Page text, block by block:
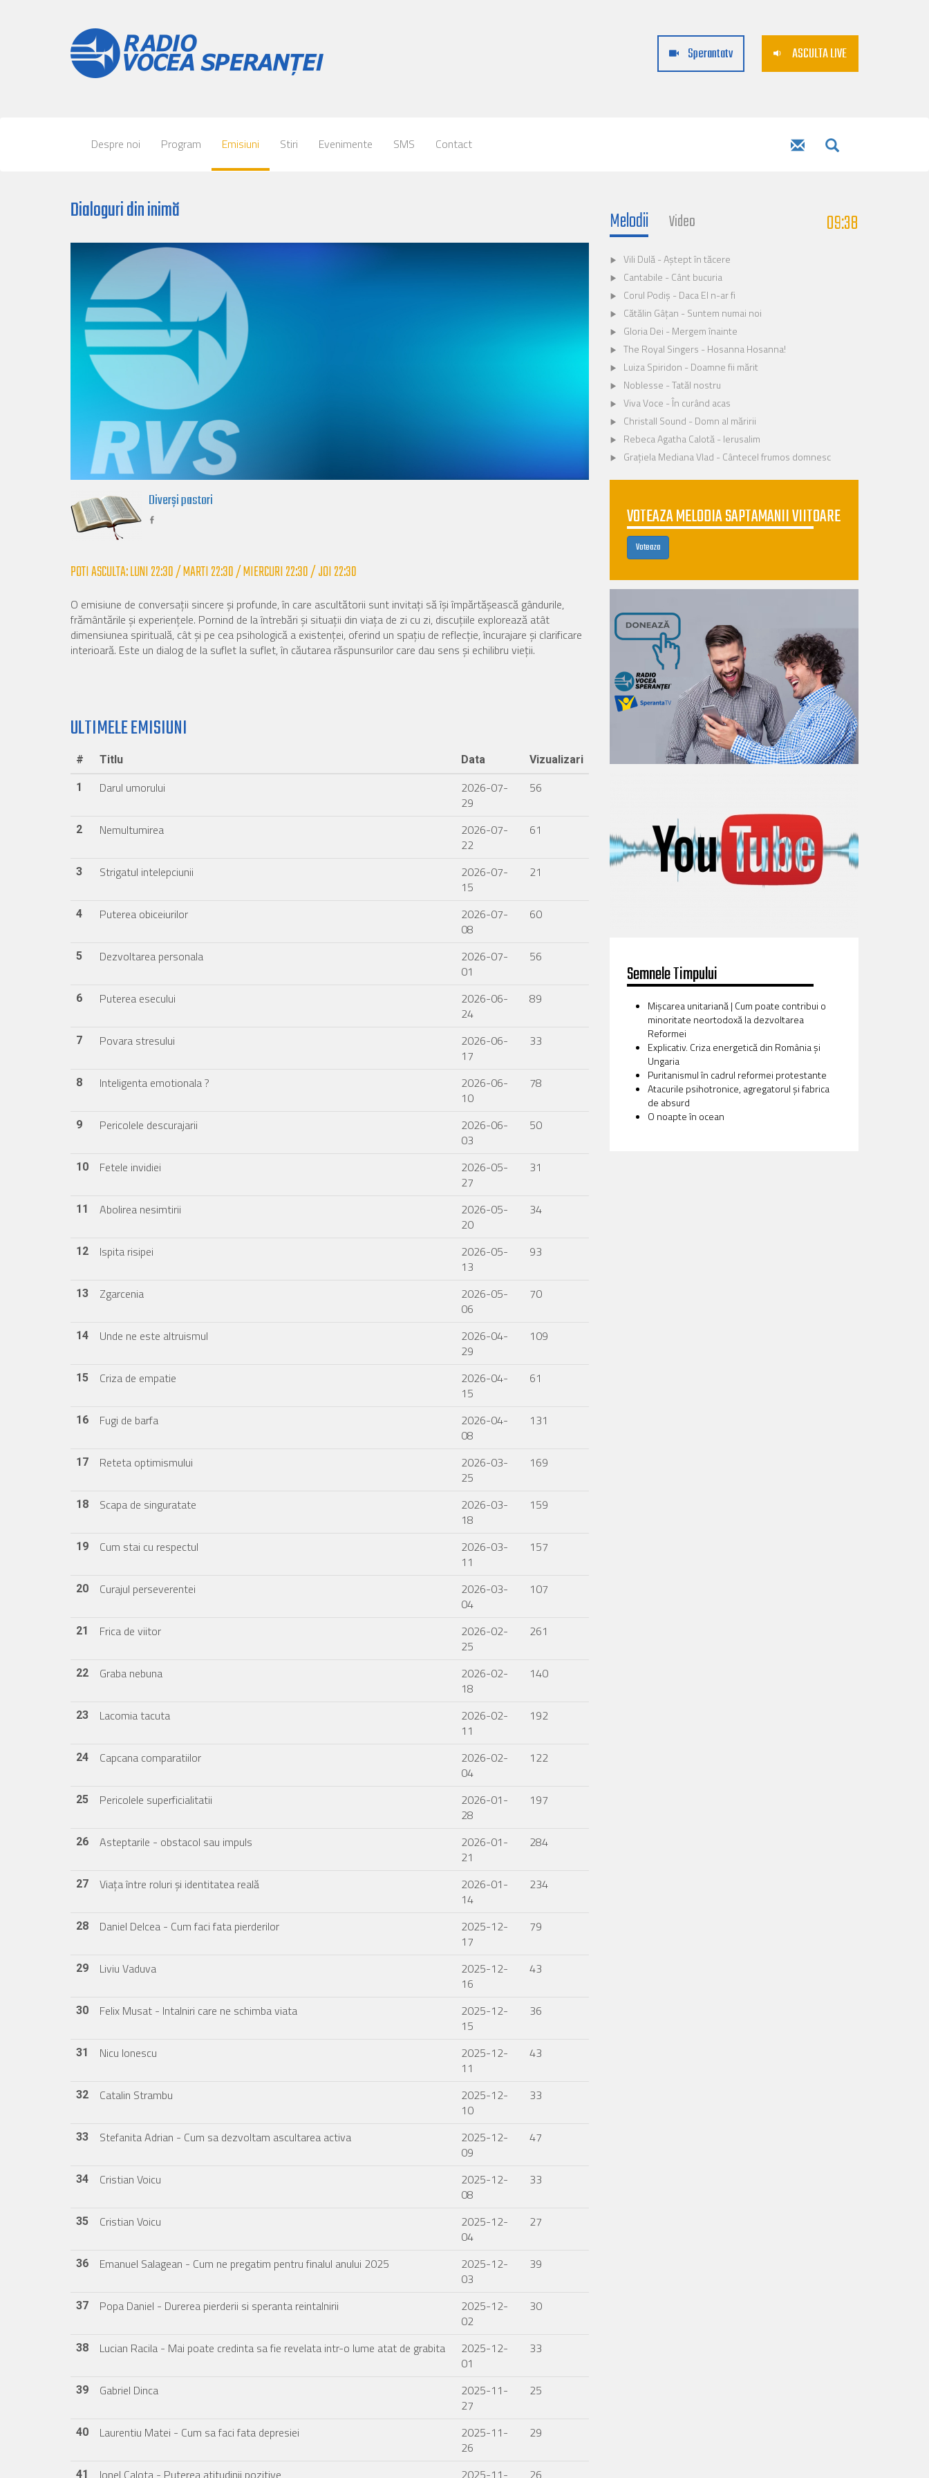
ASCULTA LIVE
Sperantatv
Despre noi Program Emisiuni Stiri Evenimente SMS Contact
Dialoguri din inimă
Diverși pastori
POTI ASCULTA: LUNI 22:30 / MARTI 22:30 / MIERCURI 22:30 / JOI 22:30
O emisiune de conversații sincere și profunde, în care ascultătorii sunt invitați să își împărtășească gândurile,
frământările și experiențele. Pornind de la întrebări și situații din viața de zi cu zi, discuțiile explorează atât
dimensiunea spirituală, cât și pe cea psihologică a existenței, oferind un spațiu de reflecție, încurajare și clarificare
interioară. Este un dialog de la suflet la suflet, în căutarea răspunsurilor care dau sens și echilibru vieții.
ULTIMELE EMISIUNI
# Titlu Data Vizualizari
1 Darul umorului
2026-07-
29
56
2 Nemultumirea
2026-07-
22
61
3 Strigatul intelepciunii
2026-07-
15
21
4 Puterea obiceiurilor
2026-07-
08
60
5 Dezvoltarea personala
2026-07-
01
56
6 Puterea esecului
2026-06-
24
89
7 Povara stresului
2026-06-
17
33
8 Inteligenta emotionala ?
2026-06-
10
78
9 Pericolele descurajarii
2026-06-
03
50
10 Fetele invidiei
2026-05-
27
31
11 Abolirea nesimtirii
2026-05-
20
34
12 Ispita risipei
2026-05-
13
93
13 Zgarcenia
2026-05-
06
70
14 Unde ne este altruismul
2026-04-
29
109
15 Criza de empatie
2026-04-
15
61
16 Fugi de barfa
2026-04-
08
131
17 Reteta optimismului
2026-03-
25
169
18 Scapa de singuratate
2026-03-
18
159
19 Cum stai cu respectul
2026-03-
11
157
20 Curajul perseverentei
2026-03-
04
107
21 Frica de viitor
2026-02-
25
261
22 Graba nebuna
2026-02-
18
140
23 Lacomia tacuta
2026-02-
11
192
24 Capcana comparatiilor
2026-02-
04
122
25 Pericolele superficialitatii
2026-01-
28
197
26 Asteptarile - obstacol sau impuls
2026-01-
21
284
27 Viața între roluri și identitatea reală
2026-01-
14
234
28 Daniel Delcea - Cum faci fata pierderilor
2025-12-
17
79
29 Liviu Vaduva
2025-12-
16
43
30 Felix Musat - Intalniri care ne schimba viata
2025-12-
15
36
31 Nicu Ionescu
2025-12-
11
43
32 Catalin Strambu
2025-12-
10
33
33 Stefanita Adrian - Cum sa dezvoltam ascultarea activa
2025-12-
09
47
34 Cristian Voicu
2025-12-
08
33
35 Cristian Voicu
2025-12-
04
27
36 Emanuel Salagean - Cum ne pregatim pentru finalul anului 2025
2025-12-
03
39
37 Popa Daniel - Durerea pierderii si speranta reintalnirii
2025-12-
02
30
38 Lucian Racila - Mai poate credinta sa fie revelata intr-o lume atat de grabita
2025-12-
01
33
39 Gabriel Dinca
2025-11-
27
25
40 Laurentiu Matei - Cum sa faci fata depresiei
2025-11-
26
29
41
Melodii Video 09:38
Vili Dulă - Aștept în tăcere
Cantabile - Cânt bucuria
Corul Podiș - Daca El n-ar fi
Cătălin Gâțan - Suntem numai noi
Gloria Dei - Mergem înainte
The Royal Singers - Hosanna Hosanna!
Luiza Spiridon - Doamne fii mărit
Noblesse - Tatăl nostru
Viva Voce - În curând acas
Christall Sound - Domn al măririi
Rebeca Agatha Calotă - Ierusalim
Grațiela Mediana Vlad - Cântecel frumos domnesc
VOTEAZA MELODIA SAPTAMANII VIITOARE
Voteaza
Semnele Timpului
Mișcarea unitariană | Cum poate contribui o
minoritate neortodoxă la dezvoltarea
Reformei
Explicativ. Criza energetică din România și
Ungaria
Puritanismul în cadrul reformei protestante
Atacurile psihotronice, agregatorul și fabrica
de absurd
O noapte în ocean